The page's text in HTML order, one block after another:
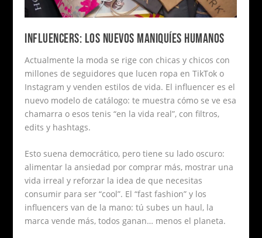
INFLUENCERS: LOS NUEVOS MANIQUÍES HUMANOS
Actualmente la moda se rige con chicas y chicos con
millones de seguidores que lucen ropa en TikTok o
Instagram y venden estilos de vida. El influencer es el
nuevo modelo de catálogo: te muestra cómo se ve esa
chamarra o esos tenis “en la vida real”, con filtros,
edits y hashtags.
Esto suena democrático, pero tiene su lado oscuro:
alimentar la ansiedad por comprar más, mostrar una
vida irreal y reforzar la idea de que necesitas
consumir para ser “cool”. El “fast fashion” y los
influencers van de la mano: tú subes un haul, la
marca vende más, todos ganan… menos el planeta.